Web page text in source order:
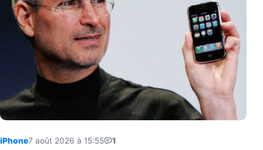
iPhone7 août 2026 à 15:55 1